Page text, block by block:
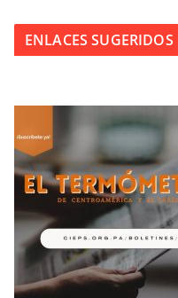
ENLACES SUGERIDOS